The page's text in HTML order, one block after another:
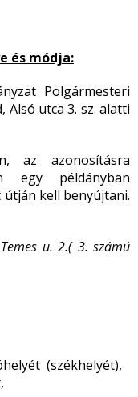
és módja:
Polgármesteri
Alsó utca 3. sz. alatti
az azonosításra
egy példányban
útján kell benyújtani.
u. 2.( 3. számú
(székhelyét),